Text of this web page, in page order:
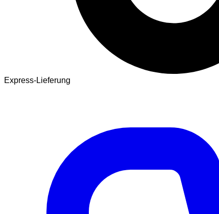
Express-Lieferung